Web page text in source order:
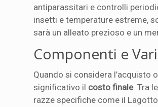
antiparassitari e controlli
insetti e temperature estreme,
sarà un alleato prezioso e un
Componenti e
Quando si considera l’acquisto
significativo il costo finale. Tra
razze specifiche come il